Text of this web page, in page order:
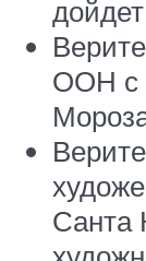
ООН с
Санта